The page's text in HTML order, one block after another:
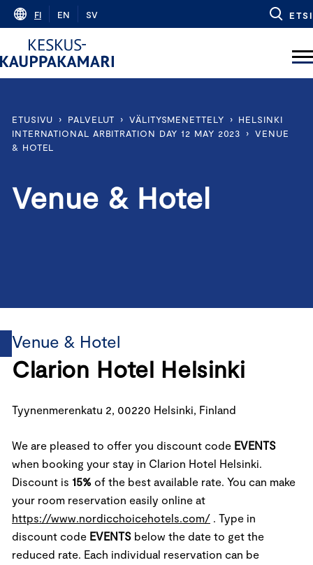
Skip
content
FI EN SV ETSI
ETUSIVU › PALVELUT › VÄLITYSMENETTELY › HELSINKI
INTERNATIONAL ARBITRATION DAY 12 MAY 2023
› VENUE
& HOTEL
Venue & Hotel
Venue & Hotel
Clarion Hotel Helsinki
Tyynenmerenkatu 2, 00220 Helsinki, Finland
We are pleased to offer you discount code EVENTS
when booking your stay in Clarion Hotel Helsinki.
Discount is 15% of the best available rate. You can make
your room reservation easily online at
https://www.nordicchoicehotels.com/ . Type in
discount code EVENTS below the date to get the
reduced rate. Each individual reservation can be